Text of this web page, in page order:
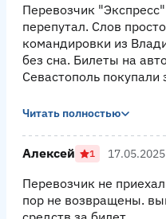
Перевозчик
перепутал. Слов
командировки из
без сна. Билеты на
Севастополь покупали
Читать полностью
Алексей 1 17.05.2025
Перевозчик не
пор не возвращены.